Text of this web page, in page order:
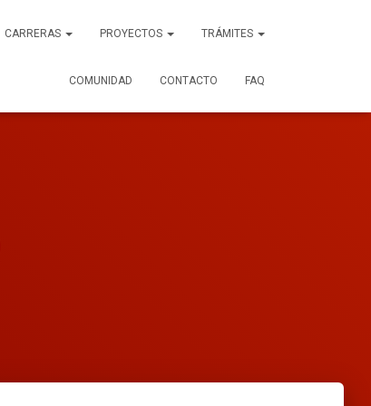
CARRERAS PROYECTOS TRÁMITES
COMUNIDAD CONTACTO FAQ